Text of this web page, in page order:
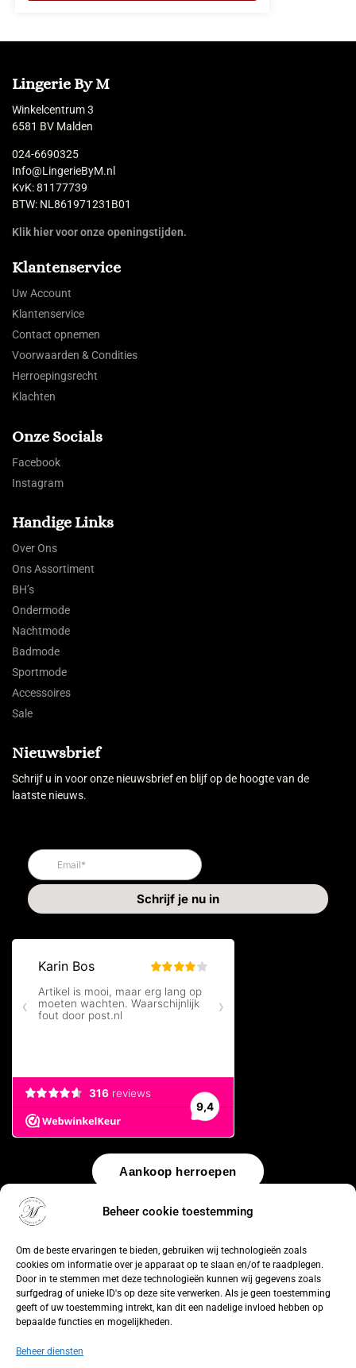
Beheer cookie toestemming
Om de beste ervaringen te bieden, gebruiken wij technologieën zoals
cookies om informatie over je apparaat op te slaan en/of te raadplegen.
Door in te stemmen met deze technologieën kunnen wij gegevens zoals
surfgedrag of unieke ID's op deze site verwerken. Als je geen toestemming
geeft of uw toestemming intrekt, kan dit een nadelige invloed hebben op
bepaalde functies en mogelijkheden.
Beheer diensten
Lingerie By M
Winkelcentrum 3
6581 BV Malden
024-6690325
Info@LingerieByM.nl
KvK: 81177739
BTW: NL861971231B01
Klik hier voor onze openingstijden.
Klantenservice
Uw Account
Klantenservice
Contact opnemen
Voorwaarden & Condities
Herroepingsrecht
Klachten
Onze Socials
Facebook
Instagram
Handige Links
Over Ons
Ons Assortiment
BH’s
Ondermode
Nachtmode
Badmode
Sportmode
Accessoires
Sale
Nieuwsbrief
Schrijf u in voor onze nieuwsbrief en blijf op de hoogte van de
laatste nieuws.
Aankoop herroepen
© 2026 by WebUnlimited–Algemene voorwaarden